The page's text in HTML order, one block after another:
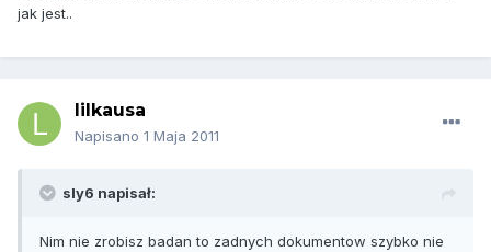
jak jest..
lilkausa
Napisano 1 Maja 2011
sly6 napisał:
Nim nie zrobisz badan to zadnych dokumentow szybko nie